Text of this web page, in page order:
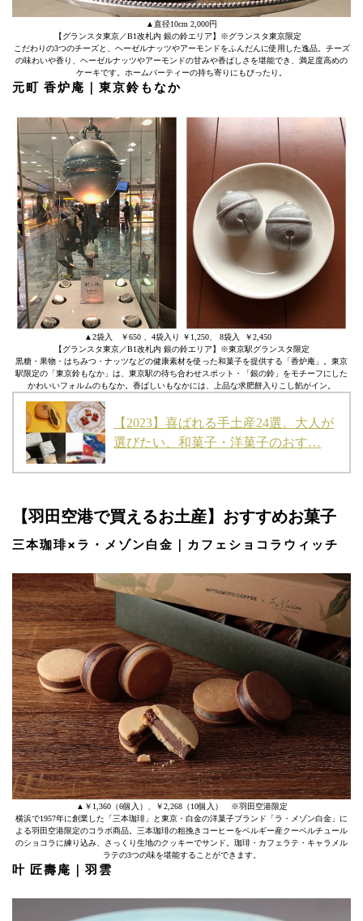
▲直径10cm 2,000円
【グランスタ東京／B1改札内 銀の鈴エリア】※グランスタ東京限定
こだわりの3つのチーズと、ヘーゼルナッツやアーモンドをふんだんに使用した逸品。チーズ
の味わいや香り、ヘーゼルナッツやアーモンドの甘みや香ばしさを堪能でき、満足度高めの
ケーキです。ホームパーティーの持ち寄りにもぴったり。
元町 香炉庵｜東京鈴もなか
▲2袋入 ￥650 、4袋入り ￥1,250、 8袋入 ￥2,450
【グランスタ東京／B1改札内 銀の鈴エリア】※東京駅グランスタ限定
黒糖・果物・はちみつ・ナッツなどの健康素材を使った和菓子を提供する「香炉庵」。東京
駅限定の「東京鈴もなか」は、東京駅の待ち合わせスポット・「銀の鈴」をモチーフにした
かわいいフォルムのもなか。香ばしいもなかには、上品な求肥餅入りこし餡がイン。
【2023】喜ばれる手土産24選。大人が
選びたい、和菓子・洋菓子のおす…
【羽田空港で買えるお土産】おすすめお菓子
三本珈琲×ラ・メゾン白金｜カフェショコラウィッチ
▲￥1,360（6個入）、￥2,268（10個入） ※羽田空港限定
横浜で1957年に創業した「三本珈琲」と東京・白金の洋菓子ブランド「ラ・メゾン白金」に
よる羽田空港限定のコラボ商品。三本珈琲の粗挽きコーヒーをベルギー産クーベルチュール
のショコラに練り込み、さっくり生地のクッキーでサンド。珈琲・カフェラテ・キャラメル
ラテの3つの味を堪能することができます。
叶 匠壽庵｜羽雲